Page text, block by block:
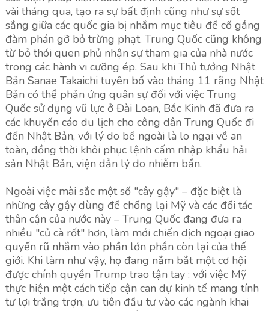
vài tháng qua, tạo ra sự bất định cũng như sự sốt
sắng giữa các quốc gia bị nhắm mục tiêu để cố gắng
đàm phán gỡ bỏ trừng phạt. Trung Quốc cũng không
từ bỏ thói quen phủ nhận sự tham gia của nhà nước
trong các hành vi cưỡng ép. Sau khi Thủ tướng Nhật
Bản Sanae Takaichi tuyên bố vào tháng 11 rằng Nhật
Bản có thể phản ứng quân sự đối với việc Trung
Quốc sử dụng vũ lực ở Đài Loan, Bắc Kinh đã đưa ra
các khuyến cáo du lịch cho công dân Trung Quốc đi
đến Nhật Bản, với lý do bề ngoài là lo ngại về an
toàn, đồng thời khôi phục lệnh cấm nhập khẩu hải
sản Nhật Bản, viện dẫn lý do nhiễm bẩn.
Ngoài việc mài sắc một số "cây gậy" – đặc biệt là
những cây gậy dùng để chống lại Mỹ và các đối tác
thân cận của nước này – Trung Quốc đang đưa ra
nhiều "củ cà rốt" hơn, làm mới chiến dịch ngoại giao
quyến rũ nhắm vào phần lớn phần còn lại của thế
giới. Khi làm như vậy, họ đang nắm bắt một cơ hội
được chính quyền Trump trao tận tay : với việc Mỹ
thực hiện một cách tiếp cận can dự kinh tế mang tính
tư lợi trắng trợn, ưu tiên đầu tư vào các ngành khai